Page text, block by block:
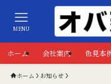
MENU
ホーム 会社案内 色見本
ホーム お知らせ